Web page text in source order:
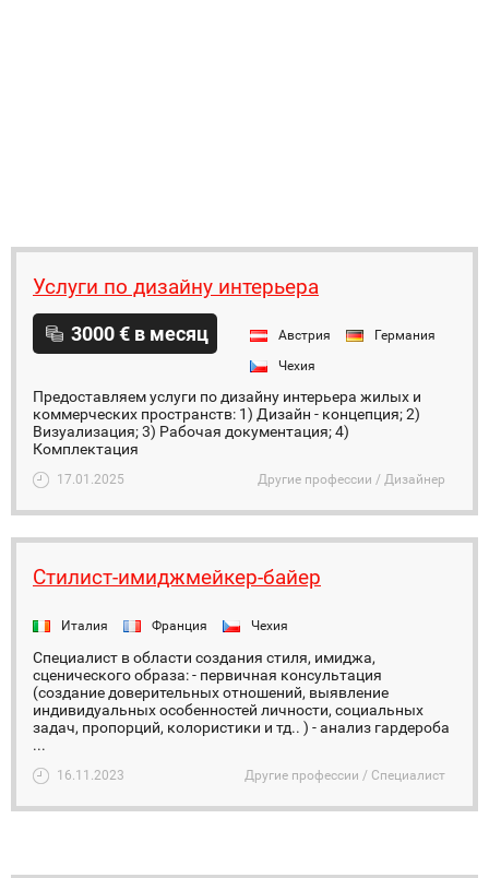
Услуги по дизайну интерьера
3000 € в месяц Австрия
Германия
Чехия
Предоставляем услуги по дизайну интерьера жилых и
коммерческих пространств: 1) Дизайн - концепция; 2)
Визуализация; 3) Рабочая документация; 4)
Комплектация
17.01.2025 Другие профессии / Дизайнер
Стилист-имиджмейкер-байер
Италия Франция Чехия
Специалист в области создания стиля, имиджа,
сценического образа: - первичная консультация
(создание доверительных отношений, выявление
индивидуальных особенностей личности, социальных
задач, пропорций, колористики и тд.. ) - анализ гардероба
...
16.11.2023 Другие профессии / Специалист